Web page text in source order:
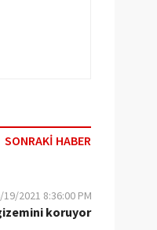
SONRAKİ HABER
19/2021 8:36:00 PM
koruyor